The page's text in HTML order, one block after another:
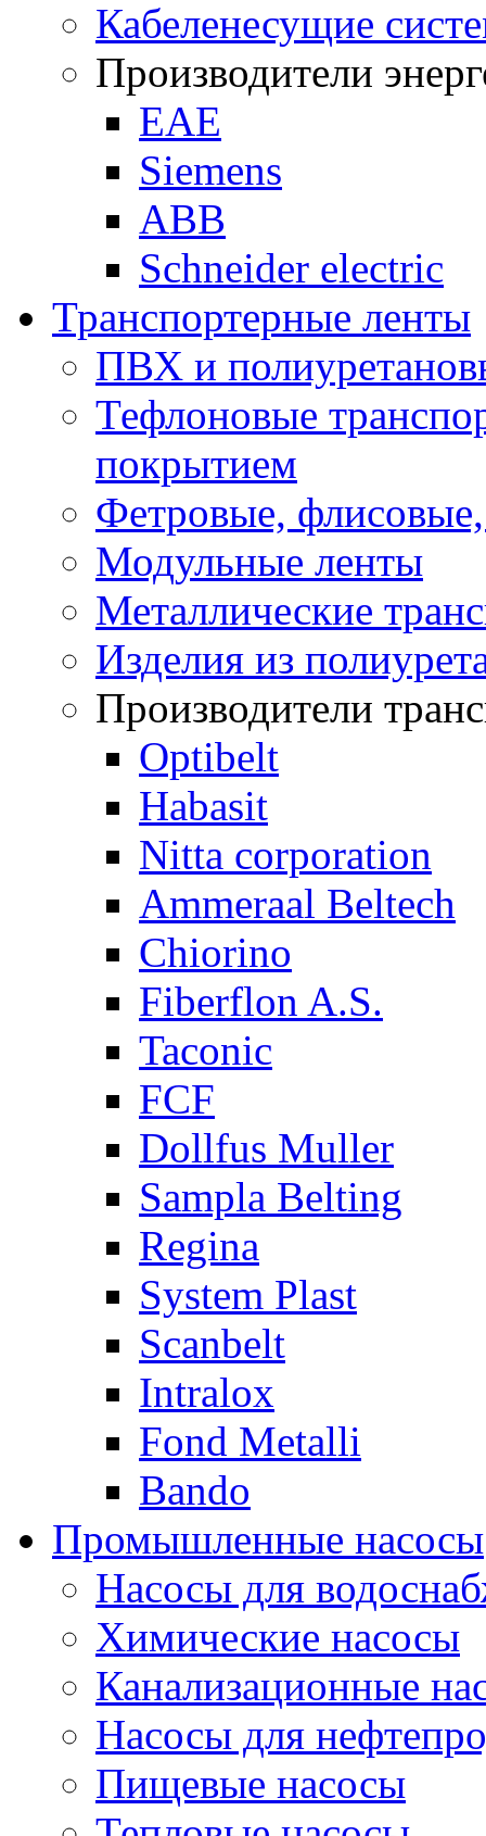
Кабеленесущие
Производители
ЕАЕ
Siemens
ABB
Schneider electric
Транспортерные ленты
ПВХ и
Тефлоновые
покрытием
Фетровые,
Модульные ленты
Металлические
Изделия из
Производители
Optibelt
Habasit
Nitta corporation
Ammeraal Beltech
Chiorino
Fiberflon A.S.
Taconic
FCF
Dollfus Muller
Sampla Belting
Regina
System Plast
Scanbelt
Intralox
Fond Metalli
Bando
Промышленные насосы
Насосы для
Химические насосы
Канализационные
Насосы для
Пищевые насосы